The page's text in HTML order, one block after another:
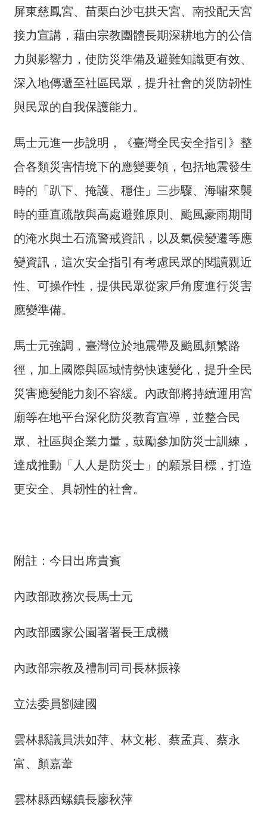
流
回
首
頁
站
覽
民
信
箱
雙
詞
彙
常
問
答
子
RSS
English
網
政
策
隱
權
保
政
政
網
資
開
屏東慈鳳宮、苗栗白沙屯拱天宮、南投配天宮
接力宣講，藉由宗教團體長期深耕地方的公信
力與影響力，使防災準備及避難知識更有效、
深入地傳遞至社區民眾，提升社會的災防韌性
與民眾的自我保護能力。
馬士元進一步說明，《臺灣全民安全指引》整
合各類災害情境下的應變要領，包括地震發生
時的「趴下、掩護、穩住」三步驟、海嘯來襲
時的垂直疏散與高處避難原則、颱風豪雨期間
的淹水與土石流警戒資訊，以及氣侯變遷等應
變資訊，這次安全指引有考慮民眾的閱讀親近
性、可操作性，提供民眾從家戶角度進行災害
應變準備。
馬士元強調，臺灣位於地震帶及颱風頻繁路
徑，加上國際與區域情勢快速變化，提升全民
災害應變能力刻不容緩。內政部將持續運用宮
廟等在地平台深化防災教育宣導，並整合民
眾、社區與企業力量，鼓勵參加防災士訓練，
達成推動「人人是防災士」的願景目標，打造
更安全、具韌性的社會。
附註：今日出席貴賓
內政部政務次長馬士元
內政部國家公園署署長王成機
內政部宗教及禮制司司長林振祿
立法委員劉建國
雲林縣議員洪如萍、林文彬、蔡孟真、蔡永
富、顏嘉葦
雲林縣西螺鎮長廖秋萍